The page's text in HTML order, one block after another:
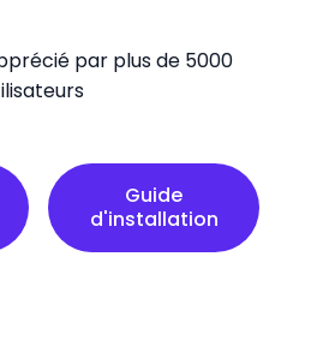
par plus de 5000
Guide
d'installation
Guide d'installation